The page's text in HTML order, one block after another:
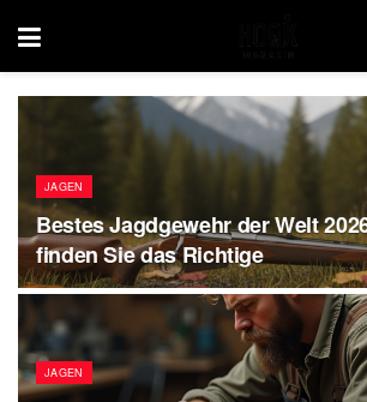
JAGEN
Bestes Jagdgewehr der Welt
finden Sie das Richtige
JAGEN